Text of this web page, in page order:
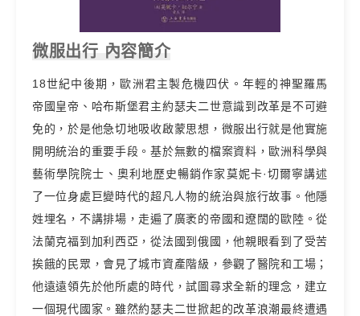
微服出行 內容簡介
18世紀中後期，歐洲君主製危機四伏。年輕的神聖羅馬
帝國皇帝、哈布斯堡君主約瑟夫二世意識到改革是不可避
免的，於是他急切地吸收啟蒙思想，微服出行就是他實施
開明統治的重要手段。基於無數的檔案資料，歐洲科學與
藝術學院院士、奧利地歷史暢銷作家莫妮卡·切爾寧講述
了一位身處巨變時代的超凡人物的統治與旅行故事。他隱
姓埋名，不講排場，走遍了廣袤的帝國和遼闊的歐陸。從
法蘭克福到加利西亞，從法國到俄國，他親眼看到了受苦
挨餓的民眾，會見了城市資產階級，參觀了醫院和工場；
他遠遠領先於他所處的時代，試圖尋求全新的理念，建立
一個現代國家。雖然約瑟夫二世掀起的改革浪潮最終遭遇